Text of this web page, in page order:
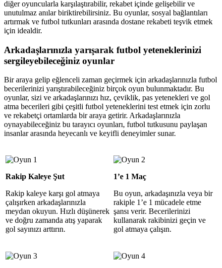
diğer oyuncularla karşılaştırabilir, rekabet içinde gelişebilir ve
unutulmaz anılar biriktirebilirsiniz. Bu oyunlar, sosyal bağlantıları
artırmak ve futbol tutkunları arasında dostane rekabeti teşvik etmek
için idealdir.
Arkadaşlarınızla yarışarak futbol yeteneklerinizi
sergileyebileceğiniz oyunlar
Bir araya gelip eğlenceli zaman geçirmek için arkadaşlarınızla futbol
becerilerinizi yarıştırabileceğiniz birçok oyun bulunmaktadır. Bu
oyunlar, sizi ve arkadaşlarınızı hız, çeviklik, pas yetenekleri ve gol
atma becerileri gibi çeşitli futbol yeteneklerini test etmek için zorlu
ve rekabetçi ortamlarda bir araya getirir. Arkadaşlarınızla
oynayabileceğiniz bu tarayıcı oyunları, futbol tutkusunu paylaşan
insanlar arasında heyecanlı ve keyifli deneyimler sunar.
Rakip Kaleye Şut
Rakip kaleye karşı gol atmaya
çalışırken arkadaşlarınızla
meydan okuyun. Hızlı düşünerek
ve doğru zamanda atış yaparak
gol sayınızı arttırın.
1’e 1 Maç
Bu oyun, arkadaşınızla veya bir
rakiple 1’e 1 mücadele etme
şansı verir. Becerilerinizi
kullanarak rakibinizi geçin ve
gol atmaya çalışın.